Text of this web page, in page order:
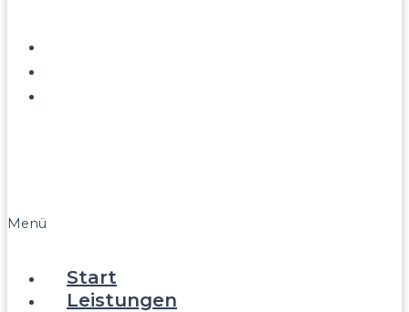
Menü
Start
Leistungen